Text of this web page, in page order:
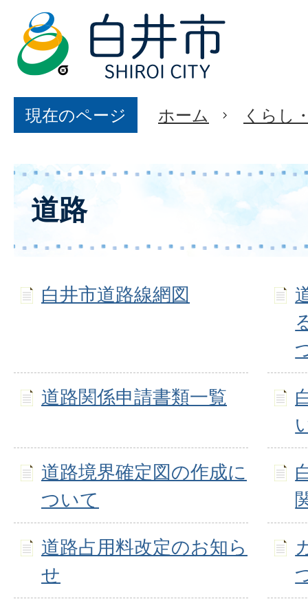
現在のページ ホーム くらし
道路
白井市道路線網図
道路関係申請書類一覧
道路境界確定図の作成に
ついて
道路占用料改定のお知ら
せ